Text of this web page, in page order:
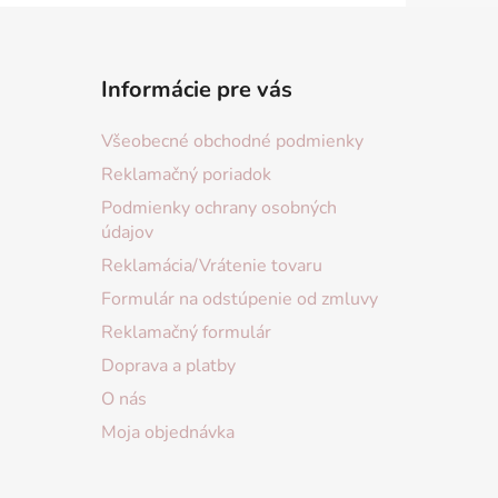
Informácie pre vás
Všeobecné obchodné podmienky
Reklamačný poriadok
Podmienky ochrany osobných
údajov
Reklamácia/Vrátenie tovaru
Formulár na odstúpenie od zmluvy
Reklamačný formulár
Doprava a platby
O nás
Moja objednávka